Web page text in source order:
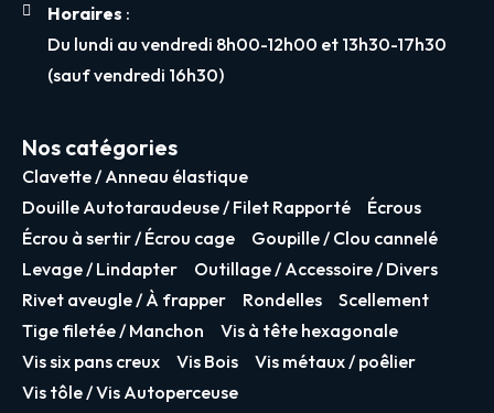
Horaires :
Du lundi au vendredi 8h00-12h00 et 13h30-17h30
(sauf vendredi 16h30)
Nos catégories
Clavette / Anneau élastique
Douille Autotaraudeuse / Filet Rapporté
Écrous
Écrou à sertir / Écrou cage
Goupille / Clou cannelé
Levage / Lindapter
Outillage / Accessoire / Divers
Rivet aveugle / À frapper
Rondelles
Scellement
Tige filetée / Manchon
Vis à tête hexagonale
Vis six pans creux
Vis Bois
Vis métaux / poêlier
Vis tôle / Vis Autoperceuse